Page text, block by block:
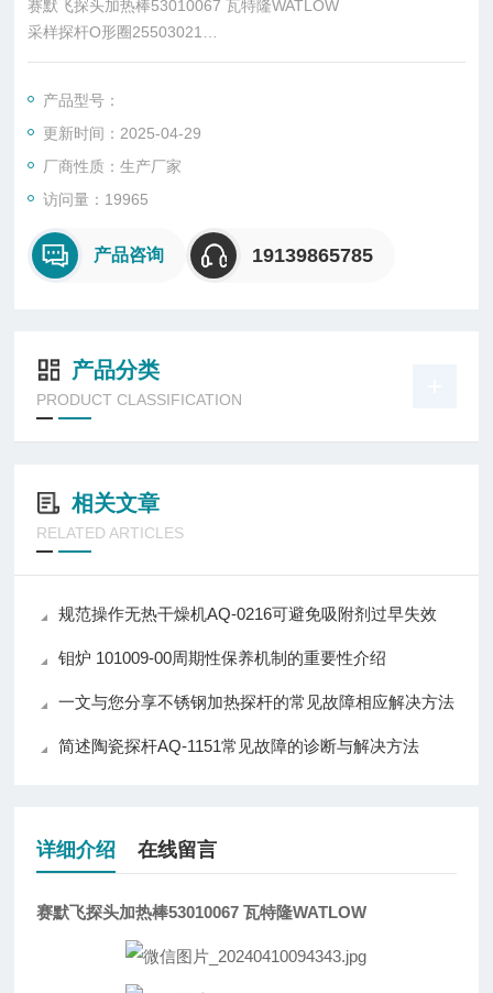
赛默飞探头加热棒53010067 瓦特隆WATLOW
采样探杆O形圈25503021
过滤芯26002018
小孔集成26010022-G
玻璃小孔26004064
继电器45020009
继电器45020011
三通阀45500019
加热器集成53010036
产品型号：
更新时间：2025-04-29
厂商性质：生产厂家
访问量：19965
产品咨询 19139865785
产品分类
PRODUCT CLASSIFICATION
相关文章
RELATED ARTICLES
规范操作无热干燥机AQ-0216可避免吸附剂过早失效
钼炉 101009-00周期性保养机制的重要性介绍
一文与您分享不锈钢加热探杆的常见故障相应解决方法
简述陶瓷探杆AQ-1151常见故障的诊断与解决方法
详细介绍 在线留言
赛默飞探头加热棒53010067 瓦特隆WATLOW